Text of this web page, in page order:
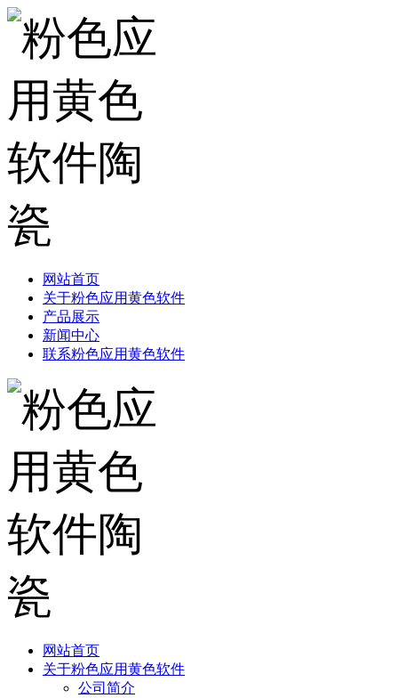
网站首页
关于粉色应用黄色软件
产品展示
新闻中心
联系粉色应用黄色软件
网站首页
关于粉色应用黄色软件
公司简介